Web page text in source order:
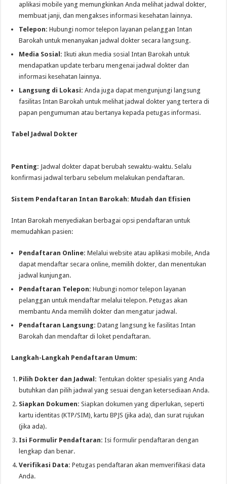
aplikasi mobile yang memungkinkan Anda melihat jadwal dokter,
membuat janji, dan mengakses informasi kesehatan lainnya.
Telepon: Hubungi nomor telepon layanan pelanggan Intan
Barokah untuk menanyakan jadwal dokter secara langsung.
Media Sosial: Ikuti akun media sosial Intan Barokah untuk
mendapatkan update terbaru mengenai jadwal dokter dan
informasi kesehatan lainnya.
Langsung di Lokasi: Anda juga dapat mengunjungi langsung
fasilitas Intan Barokah untuk melihat jadwal dokter yang tertera di
papan pengumuman atau bertanya kepada petugas informasi.
Tabel Jadwal Dokter
Penting: Jadwal dokter dapat berubah sewaktu-waktu. Selalu
konfirmasi jadwal terbaru sebelum melakukan pendaftaran.
Sistem Pendaftaran Intan Barokah: Mudah dan Efisien
Intan Barokah menyediakan berbagai opsi pendaftaran untuk
memudahkan pasien:
Pendaftaran Online: Melalui website atau aplikasi mobile, Anda
dapat mendaftar secara online, memilih dokter, dan menentukan
jadwal kunjungan.
Pendaftaran Telepon: Hubungi nomor telepon layanan
pelanggan untuk mendaftar melalui telepon. Petugas akan
membantu Anda memilih dokter dan mengatur jadwal.
Pendaftaran Langsung: Datang langsung ke fasilitas Intan
Barokah dan mendaftar di loket pendaftaran.
Langkah-Langkah Pendaftaran Umum:
Pilih Dokter dan Jadwal: Tentukan dokter spesialis yang Anda
butuhkan dan pilih jadwal yang sesuai dengan ketersediaan Anda.
Siapkan Dokumen: Siapkan dokumen yang diperlukan, seperti
kartu identitas (KTP/SIM), kartu BPJS (jika ada), dan surat rujukan
(jika ada).
Isi Formulir Pendaftaran: Isi formulir pendaftaran dengan
lengkap dan benar.
Verifikasi Data: Petugas pendaftaran akan memverifikasi data
Anda.